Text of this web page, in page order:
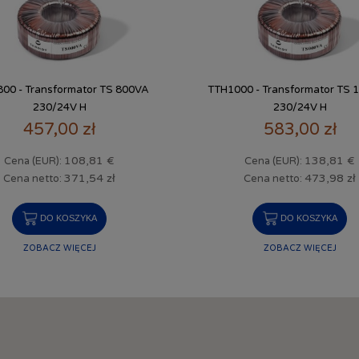
- Transformator TS 800VA
230/24V H
457,00 zł
Cena (EUR): 108,81 €
Cena netto: 371,54 zł
DO KOSZYKA
ZOBACZ WIĘCEJ
TTH1000 - Transformator TS
230/24V H
583,00 zł
Cena (EUR): 138,81 €
Cena netto: 473,98 zł
DO KOSZYKA
ZOBACZ WIĘCEJ